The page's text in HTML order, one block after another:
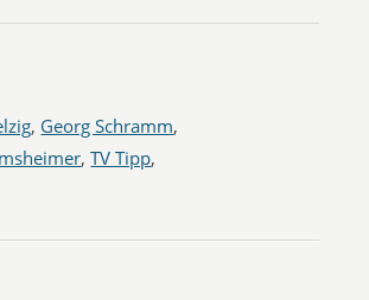
, Georg Schramm,
,TV Tipp,